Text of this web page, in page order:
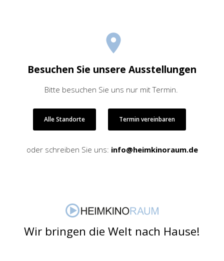
Besuchen Sie unsere Ausstellungen
Bitte besuchen Sie uns nur mit Termin.
Alle Standorte Termin vereinbaren
oder schreiben Sie uns: info@heimkinoraum.de
Wir bringen die Welt nach Hause!